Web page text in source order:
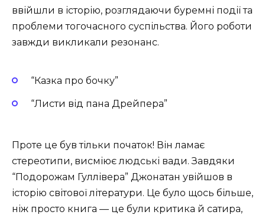
ввійшли в історію, розглядаючи буремні події та
проблеми тогочасного суспільства. Його роботи
завжди викликали резонанс.
“Казка про бочку”
“Листи від пана Дрейпера”
Проте це був тільки початок! Він ламає
стереотипи, висміює людські вади. Завдяки
“Подорожам Гуллівера” Джонатан увійшов в
історію світової літератури. Це було щось більше,
ніж просто книга — це були критика й сатира,